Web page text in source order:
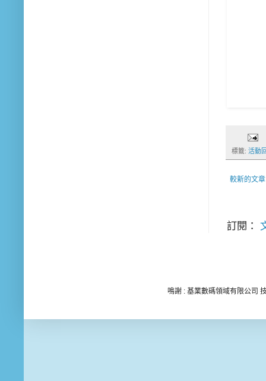
標籤: 活動
較新的文章
訂閱：
鳴謝 : 基業數碼領域有限公司